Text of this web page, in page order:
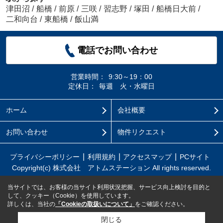
津田沼 / 船橋 / 前原 / 三咲 / 習志野 / 塚田 / 船橋日大前 /
二和向台 / 東船橋 / 飯山満
電話でお問い合わせ
営業時間：
9:30～19：00
定休日：
毎週 火・水曜日
ホーム 会社概要
お問い合わせ 物件リクエスト
プライバシーポリシー 利用規約 アクセスマップ
PCサイト
Copyright(c) 株式会社 アトムステーション All rights reserved.
当サイトでは、お客様の当サイト利用状況把握、サービス向上検討を目的と
して、クッキー（Cookie）を使用しています。
詳しくは、当社の 「Cookieの取扱いについて」 をご確認ください。
閉じる